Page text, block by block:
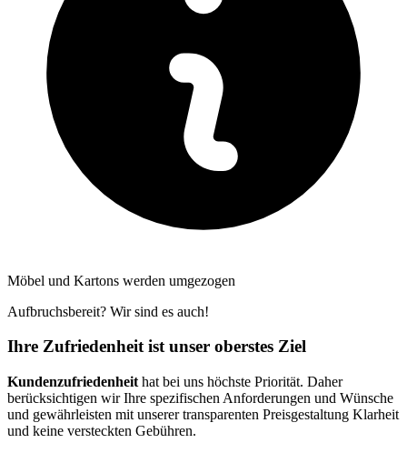
Möbel und Kartons werden umgezogen
Aufbruchsbereit? Wir sind es auch!
Ihre Zufriedenheit ist unser oberstes Ziel
Kundenzufriedenheit hat bei uns höchste Priorität. Daher
berücksichtigen wir Ihre spezifischen Anforderungen und Wünsche
und gewährleisten mit unserer transparenten Preisgestaltung Klarheit
und keine versteckten Gebühren.